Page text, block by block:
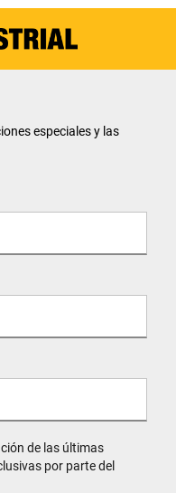
especiales y las
de las últimas
por parte del